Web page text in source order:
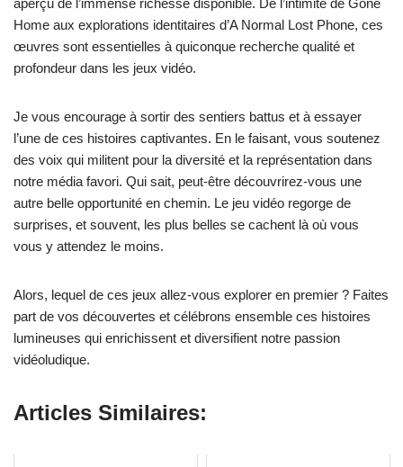
Home aux explorations identitaires d’A Normal Lost Phone, ces
œuvres sont essentielles à quiconque recherche qualité et
profondeur dans les jeux vidéo.
Je vous encourage à sortir des sentiers battus et à essayer
l’une de ces histoires captivantes. En le faisant, vous soutenez
des voix qui militent pour la diversité et la représentation dans
notre média favori. Qui sait, peut-être découvrirez-vous une
autre belle opportunité en chemin. Le jeu vidéo regorge de
surprises, et souvent, les plus belles se cachent là où vous
vous y attendez le moins.
Alors, lequel de ces jeux allez-vous explorer en premier ? Faites
part de vos découvertes et célébrons ensemble ces histoires
lumineuses qui enrichissent et diversifient notre passion
vidéoludique.
Articles Similaires: